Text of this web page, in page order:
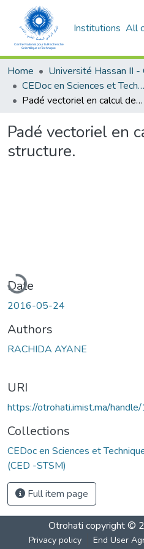
Institutions All
Home
CEDoc en Sciences et Techniques et Sciences Médicales (CED -STSM)
Padé vectoriel en calcul de structure.
Padé vectoriel en
structure.
Date
2016-05-24
Authors
RACHIDA AYANE
URI
https://otrohati.imist.ma/
Collections
CEDoc en Sciences et
(CED -STSM)
Full item page
Otrohati copyright ©
Privacy policy End User